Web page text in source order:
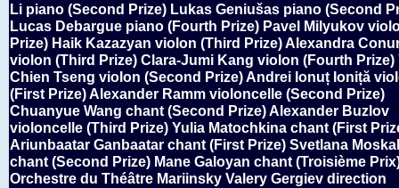
Li piano (Second Prize) Lukas Geniušas piano (Second
Lucas Debargue piano (Fourth Prize) Pavel Milyukov
Prize) Haik Kazazyan violon (Third Prize) Alexandra
violon (Third Prize) Clara-Jumi Kang violon (Fourth Prize)
Chien Tseng violon (Second Prize) Andrei Ionuț Ioniță
(First Prize) Alexander Ramm violoncelle (Second Prize)
Chuanyue Wang chant (Second Prize) Alexander Buzlov
violoncelle (Third Prize) Yulia Matochkina chant (First
Ariunbaatar Ganbaatar chant (First Prize) Svetlana
chant (Second Prize) Mane Galoyan chant (Troisième
Orchestre du Théâtre Mariinsky Valery Gergiev direction